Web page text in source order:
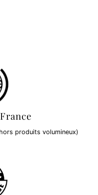
produits volumineux)